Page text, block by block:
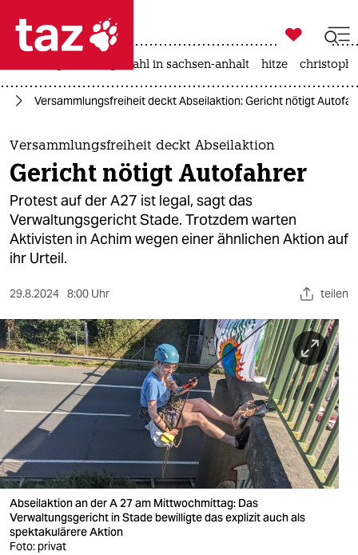
 taz zahl ich
taz zahl ich
themen
politik
öko
gesellschaft
kultur
sport
berlin
nord
wahrheit
verlag
verlag
veranstaltungen

taz zahl ich
landtagswahl in sachsen-anhalt hitze
Versammlungsfreiheit deckt Abseilaktion: Gericht nötigt
Versammlungsfreiheit deckt Abseilaktion
Gericht nötigt Autofahrer
Protest auf der A27 ist legal, sagt das
Verwaltungsgericht Stade. Trotzdem warten
Aktivisten in Achim wegen einer ähnlichen Aktion auf
ihr Urteil.
29.8.2024 8:00 Uhr teilen
Abseilaktion an der A 27 am Mittwochmittag: Das
Verwaltungsgericht in Stade bewilligte das explizit auch als
spektakulärere Aktion
Foto: privat